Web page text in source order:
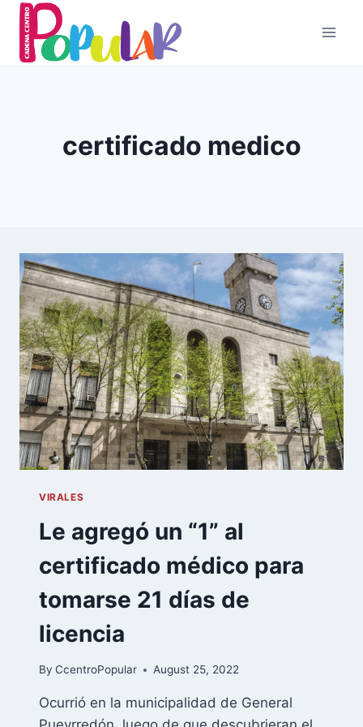
Skip
content
certificado medico
VIRALES
Le agregó un “1” al
certificado médico para
tomarse 21 días de
licencia
By CcentroPopular August 25, 2022
Ocurrió en la municipalidad de General